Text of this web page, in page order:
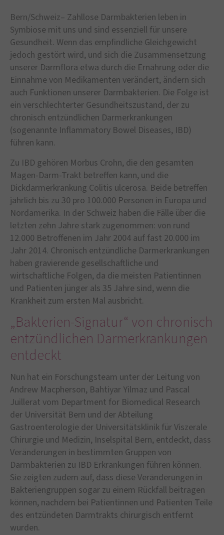
Bern/Schweiz– Zahllose Darmbakterien leben in
Symbiose mit uns und sind essenziell für unsere
Gesundheit. Wenn das empfindliche Gleichgewicht
jedoch gestört wird, und sich die Zusammensetzung
unserer Darmflora etwa durch die Ernährung oder die
Einnahme von Medikamenten verändert, ändern sich
auch Funktionen unserer Darmbakterien. Die Folge ist
ein verschlechterter Gesundheitszustand, der zu
chronisch entzündlichen Darmerkrankungen
(sogenannte Inflammatory Bowel Diseases, IBD)
führen kann.
Zu IBD gehören Morbus Crohn, die den gesamten
Magen-Darm-Trakt betreffen kann, und die
Dickdarmerkrankung Colitis ulcerosa. Beide betreffen
jährlich bis zu 30 pro 100.000 Personen in Europa und
Nordamerika. In der Schweiz haben die Fälle über die
letzten zehn Jahre stark zugenommen: von rund
12.000 Betroffenen im Jahr 2004 auf fast 20.000 im
Jahr 2014. Chronisch entzündliche Darmerkrankungen
haben gravierende gesellschaftliche und
wirtschaftliche Folgen, da die meisten Patientinnen
und Patienten jünger als 35 Jahre sind, wenn die
Krankheit zum ersten Mal ausbricht.
„Bakterien-Signatur“ von chronisch
entzündlichen Darmerkrankungen
entdeckt
Nun hat ein Forschungsteam unter der Leitung von
Andrew Macpherson, Bahtiyar Yilmaz und Pascal
Juillerat vom Department for Biomedical Research
der Universität Bern und der Abteilung
Gastroenterologie der Universitätsklinik für Viszerale
Chirurgie und Medizin, Inselspital Bern, entdeckt, dass
Veränderungen in bestimmten Gruppen von
Darmbakterien zu IBD Erkrankungen führen können.
Sie zeigten zudem auf, dass diese Veränderungen in
Bakteriengruppen sogar zu einem Rückfall beitragen
können, nachdem bei Patientinnen und Patienten Teile
des entzündeten Darmtrakts chirurgisch entfernt
wurden.